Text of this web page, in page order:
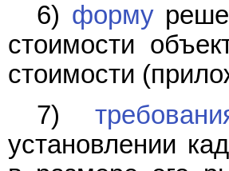
6) форму
стоимости
стоимости
7)
установлении